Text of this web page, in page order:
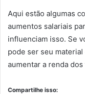
Aqui estão algumas
aumentos salariais
influenciam isso. Se
pode ser seu
aumentar a renda
Compartilhe isso: